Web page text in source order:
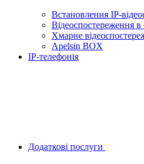
Встановлення IP-
Відеоспостереження в
Хмарне
Apelsin BOX
IP-телефонія
Додаткові послуги